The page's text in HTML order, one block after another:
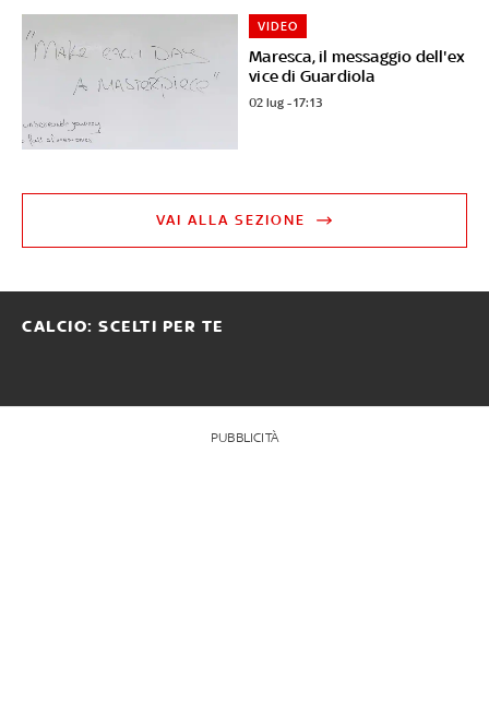
Maresca, il messaggio dell'ex
vice di Guardiola
VIDEO
02 lug - 17:13
VAI ALLA SEZIONE
CALCIO: SCELTI PER TE
PUBBLICITÀ